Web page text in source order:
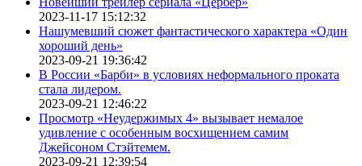
2023-11-17 15:12:32
Нашумевший сюжет фантастического характера «Один
хороший день»
2023-09-21 19:36:42
В России «Барби» в условиях неформального проката
стала лидером.
2023-09-21 12:46:22
Просмотр «Неудержимых 4» вызывает немалое
удивление с особенным восхищением самим
Джейсоном Стэйтемем.
2023-09-21 12:39:54